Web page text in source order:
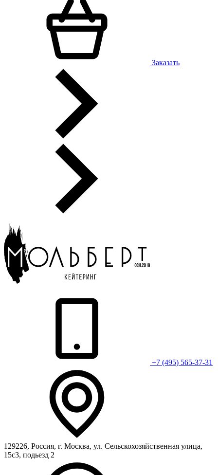
Заказать
+7 (495) 565-37-31
129226, Россия, г. Москва, ул. Сельскохозяйственная улица,
15с3, подьезд 2